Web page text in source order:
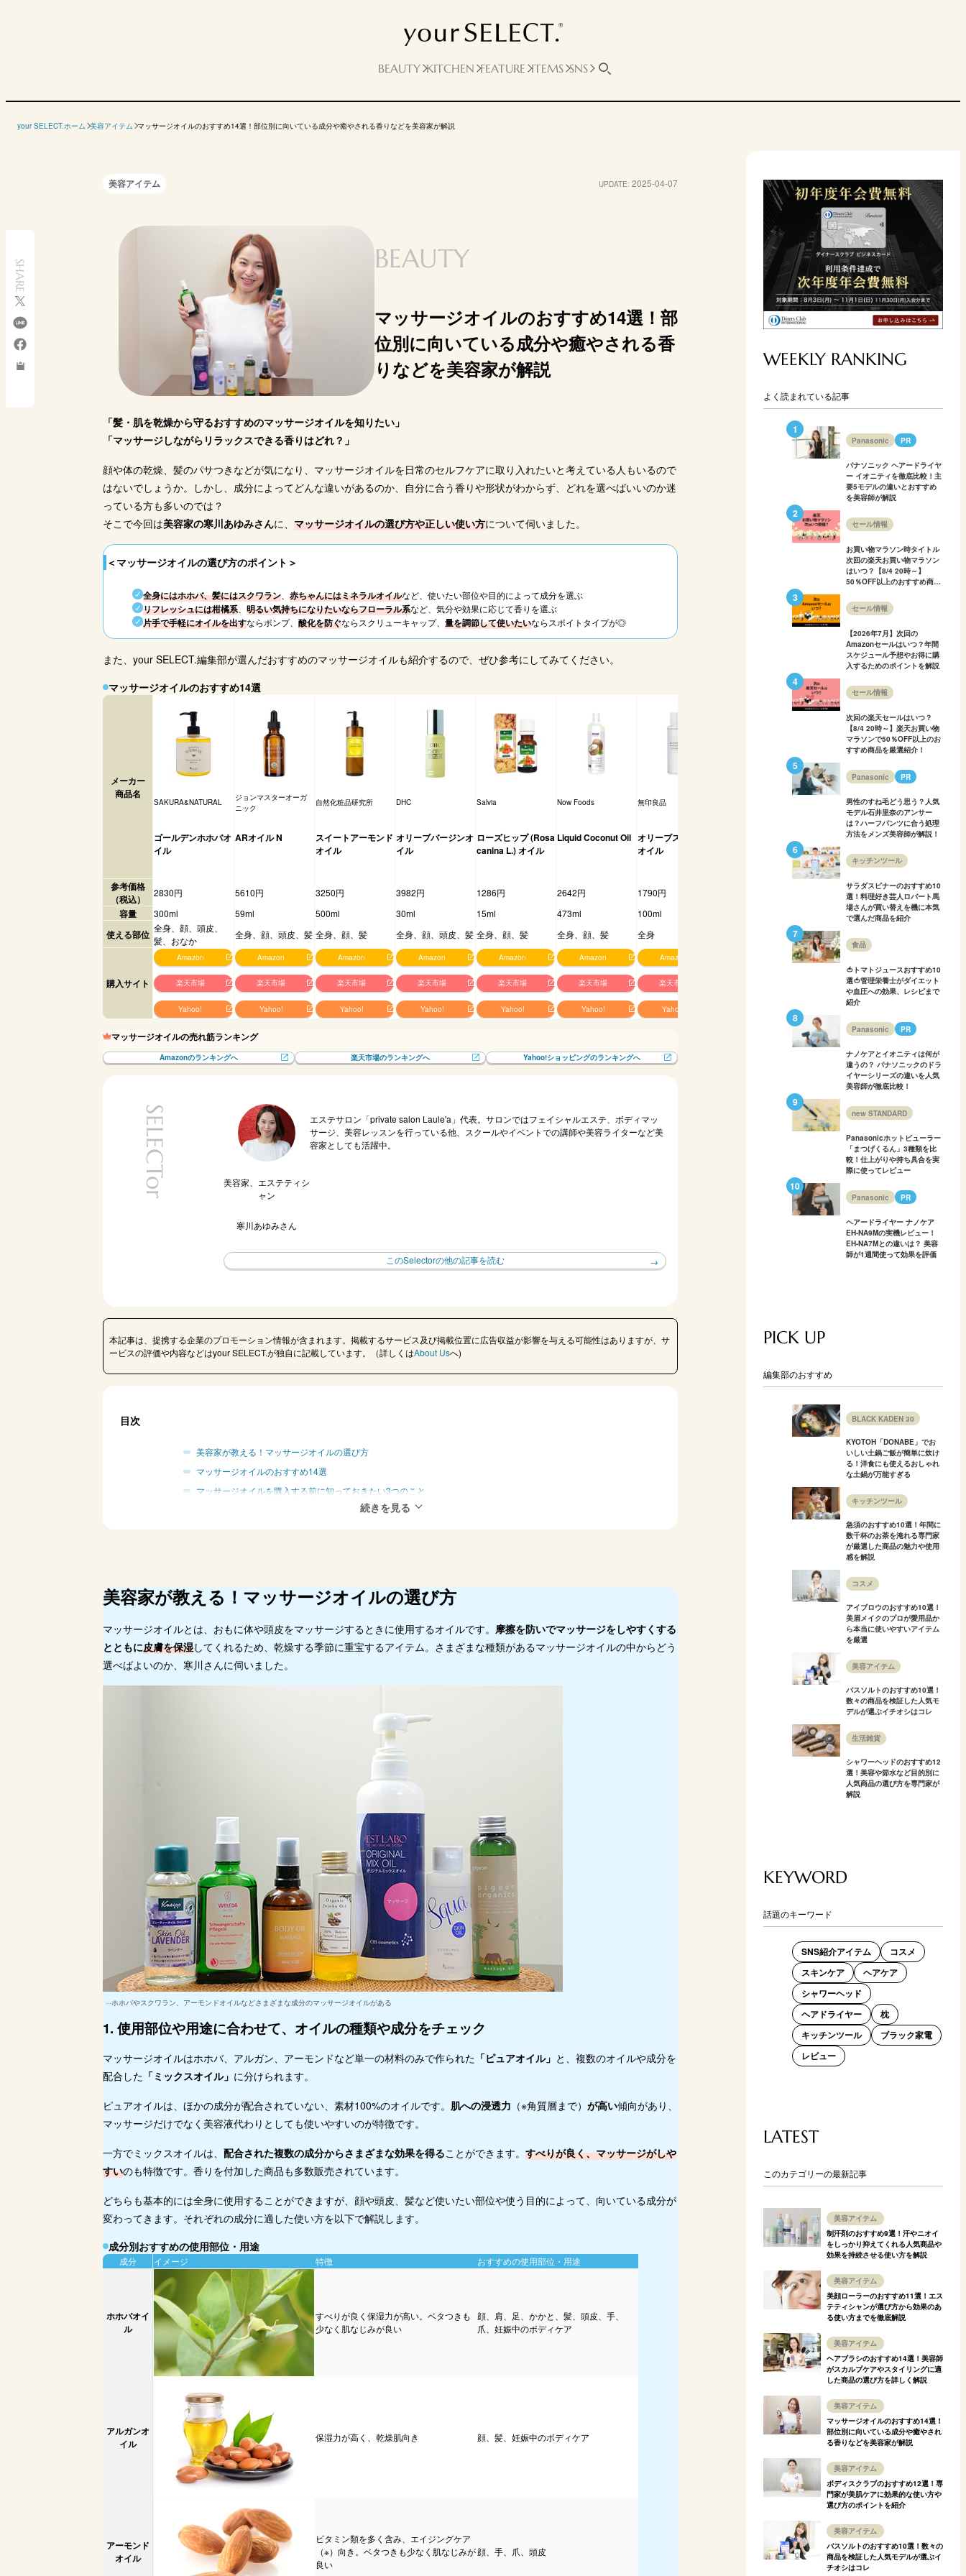
BEAUTY KITCHEN FEATURE ITEMS SNS
your SELECT.ホーム 美容アイテム マッサージオイルのおすすめ14選！部位別に向いている成分や癒やされる香りなどを美容家が解説
SHARE
美容アイテム UPDATE: 2025-04-07
BEAUTY
マッサージオイルのおすすめ14選！部
位別に向いている成分や癒やされる香
りなどを美容家が解説
「髪・肌を乾燥から守るおすすめのマッサージオイルを知りたい」
「マッサージしながらリラックスできる香りはどれ？」
顔や体の乾燥、髪のパサつきなどが気になり、マッサージオイルを日常のセルフケアに取り入れたいと考えている人もいるので
はないでしょうか。しかし、成分によってどんな違いがあるのか、自分に合う香りや形状がわからず、どれを選べばいいのか迷
っている方も多いのでは？
そこで今回は美容家の寒川あゆみさんに、 マッサージオイルの選び方や正しい使い方について伺いました。
＜マッサージオイルの選び方のポイント＞
全身にはホホバ、髪にはスクワラン 赤ちゃんにはミネラルオイルなど、使いたい部位や目的によって成分を選ぶ
リフレッシュには柑橘系 明るい気持ちになりたいならフローラル系など、気分や効果に応じて香りを選ぶ
片手で手軽にオイルを出すならポンプ、 酸化を防ぐならスクリューキャップ、 量を調節して使いたいならスポイトタイプが◎
また、your SELECT.編集部が選んだおすすめのマッサージオイルも紹介するので、ぜひ参考にしてみてください。
マッサージオイルのおすすめ14選
メーカー
商品名
SAKURA&NATURAL
ジョンマスターオーガ
ニック
自然化粧品研究所 DHC Salvia Now Foods 無印良品 マドンナ
ゴールデンホホバオ
イル
ARオイル N
スイートアーモンド
オイル
オリーブバージンオ
イル
ローズヒップ (Rosa
canina L.) オイル
Liquid Coconut Oil オリーブスクワラン
オイル
クナイプビオ オイ
ル グレープフルー
ツ
オーガニックマドン
参考価格
（税込）
2830円 5610円 3250円 3982円 1286円 2642円 1790円 6930円
容量 300ml 59ml 500ml 30ml 15ml 473ml 100ml 400ml
使える部位
全身、顔、頭皮、
髪、おなか
全身、顔、頭皮、髪 全身、顔、髪 全身、顔、頭皮、髪 全身、顔、髪 全身、顔、髪 全身
全身、顔、頭皮、
髪、おなか
購入サイト
Amazon
楽天市場
Yahoo!
Amazon
楽天市場
Yahoo!
Amazon
楽天市場
Yahoo!
Amazon
楽天市場
Yahoo!
Amazon
楽天市場
Yahoo!
Amazon
楽天市場
Yahoo!
Amazon
楽天市場
Yahoo!
Amazon
楽天市場
Yahoo!
楽天市場
マッサージオイルの売れ筋ランキング
Amazonのランキングへ 楽天市場のランキングへ Yahoo!ショッピングのランキングへ
SELECTor
美容家、エステティシ
ャン
寒川あゆみさん
エステサロン「private salon Laule'a」代表。サロンではフェイシャルエステ、ボディマッ
サージ、美容レッスンを行っている他、スクールやイベントでの講師や美容ライターなど美
容家としても活躍中。
このSelectorの他の記事を読む
本記事は、提携する企業のプロモーション情報が含まれます。掲載するサービス及び掲載位置に広告収益が影響を与える可能性はありますが、サ
ービスの評価や内容などはyour SELECT.が独自に記載しています。（詳しくはAbout Usへ)
目次
美容家が教える！マッサージオイルの選び方
マッサージオイルのおすすめ14選
マッサージオイルを購入する前に知っておきたい3つのこと
マッサージオイルに関するよくある疑問 Q＆A
美容家が教える！マッサージオイルの選び方
マッサージオイルとは、おもに体や頭皮をマッサージするときに使用するオイルです。 摩擦を防いでマッサージをしやすくする
とともに皮膚を保湿してくれるため、乾燥する季節に重宝するアイテム。さまざまな種類があるマッサージオイルの中からどう
選べばよいのか、寒川さんに伺いました。
ホホバやスクワラン、アーモンドオイルなどさまざまな成分のマッサージオイルがある
1. 使用部位や用途に合わせて、オイルの種類や成分をチェック
マッサージオイルはホホバ、アルガン、アーモンドなど単一の材料のみで作られた 「ピュアオイル」 と、複数のオイルや成分を
配合した 「ミックスオイル」 に分けられます。
ピュアオイルは、ほかの成分が配合されていない、素材100%のオイルです。 肌への浸透力 （※角質層まで） が高い傾向があり、
マッサージだけでなく美容液代わりとしても使いやすいのが特徴です。
一方でミックスオイルは、 配合された複数の成分からさまざまな効果を得ることができます。 すべりが良く、マッサージがしや
すいのも特徴です。香りを付加した商品も多数販売されています。
どちらも基本的には全身に使用することができますが、顔や頭皮、髪など使いたい部位や使う目的によって、向いている成分が
変わってきます。それぞれの成分に適した使い方を以下で解説します。
成分別おすすめの使用部位・用途
成分 イメージ 特徴 おすすめの使用部位・用途
ホホバオイ
ル
すべりが良く保湿力が高い。ベタつきも
少なく肌なじみが良い
顔、肩、足、かかと、髪、頭皮、手、
爪、妊娠中のボディケア
アルガンオ
イル
保湿力が高く、乾燥肌向き 顔、髪、妊娠中のボディケア
アーモンド
オイル
ビタミン類を多く含み、エイジングケア
（※）向き。ベタつきも少なく肌なじみが
良い
顔、手、爪、頭皮
WEEKLY RANKING
よく読まれている記事
Panasonic PR
パナソニック ヘアードライヤ
ー イオニティを徹底比較！主
要5モデルの違いとおすすめ
を美容師が解説
セール情報
お買い物マラソン時タイトル
次回の楽天お買い物マラソン
はいつ？【8/4 20時～】
50％OFF以上のおすすめ商品
セール情報
【2026年7月】次回の
Amazonセールはいつ？年間
スケジュール予想やお得に購
入するためのポイントを解説
セール情報
次回の楽天セールはいつ？
【8/4 20時～】楽天お買い物
マラソンで50％OFF以上のお
すすめ商品を厳選紹介！
Panasonic PR
男性のすね毛どう思う？人気
モデル石井里奈のアンサー
は？ハーフパンツに合う処理
方法をメンズ美容師が解説！
キッチンツール
サラダスピナーのおすすめ10
選！料理好き芸人ロバート馬
場さんが買い替えを機に本気
で選んだ商品を紹介
食品
🍅トマトジュースおすすめ10
選🍅管理栄養士がダイエット
や血圧への効果、レシピまで
紹介
Panasonic PR
ナノケアとイオニティは何が
違うの？ パナソニックのドラ
イヤーシリーズの違いを人気
美容師が徹底比較！
new STANDARD
Panasonicホットビューラー
「まつげくるん」3種類を比
較！仕上がりや持ち具合を実
際に使ってレビュー
Panasonic PR
ヘアードライヤー ナノケア
EH-NA9Mの実機レビュー！
EH-NA7Mとの違いは？ 美容
師が1週間使って効果を評価
PICK UP
編集部のおすすめ
BLACK KADEN 30
KYOTOH「DONABE」でお
いしい土鍋ご飯が簡単に炊け
る！洋食にも使えるおしゃれ
な土鍋が万能すぎる
キッチンツール
急須のおすすめ10選！年間に
数千杯のお茶を淹れる専門家
が厳選した商品の魅力や使用
感を解説
コスメ
アイブロウのおすすめ10選！
美眉メイクのプロが愛用品か
ら本当に使いやすいアイテム
を厳選
美容アイテム
バスソルトのおすすめ10選！
数々の商品を検証した人気モ
デルが選ぶイチオシはコレ
生活雑貨
シャワーヘッドのおすすめ12
選！美容や節水など目的別に
人気商品の選び方を専門家が
解説
KEYWORD
話題のキーワード
SNS紹介アイテム
コスメ
スキンケア
ヘアケア
シャワーヘッド
ヘアドライヤー
枕
キッチンツール
ブラック家電
レビュー
LATEST
このカテゴリーの最新記事
美容アイテム
制汗剤のおすすめ9選！汗やニオイ
をしっかり抑えてくれる人気商品や
効果を持続させる使い方を解説
美容アイテム
美顔ローラーのおすすめ11選！エス
テティシャンが選び方から効果のあ
る使い方までを徹底解説
美容アイテム
ヘアブラシのおすすめ14選！美容師
がスカルプケアやスタイリングに適
した商品の選び方を詳しく解説
美容アイテム
マッサージオイルのおすすめ14選！
部位別に向いている成分や癒やされ
る香りなどを美容家が解説
美容アイテム
ボディスクラブのおすすめ12選！専
門家が美肌ケアに効果的な使い方や
選び方のポイントを紹介
美容アイテム
バスソルトのおすすめ10選！数々の
商品を検証した人気モデルが選ぶイ
チオシはコレ
メーカー
ゴールデンホホバオ ARオイル N
オリーブスクワラン ベビーオイル無香料
クナイプビオ オイ
オーガニックマドン
ナ セラムオイル
マッサージオイル
エナジー
マザー
イル
3250円 6930円 2415円 4180円
容量 500ml 15ml 473ml 400ml 200ml
使える部位 全身、顔、頭皮、髪 全身、顔、髪
全身、顔、頭皮、
全身、顔、おなか 全身、顔、頭皮、髪
購入サイト
Amazon Amazon
Yahoo!
楽天市場
Yahoo!
楽天市場
Yahoo!
楽天市場
Yahoo!
楽天市場
Yahoo!
Amazon
楽天市場
Yahoo!
Amazon
楽天市場
Yahoo!